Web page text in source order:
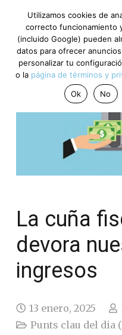
La cuña
devora
ingresos
13 enero, 2025
Punts clau del dia
Utilizamos cookies de
correcto funcionamiento
(incluido Google) pueden
datos para ofrecer
personalizar tu
o la página de términos y
Ok
No